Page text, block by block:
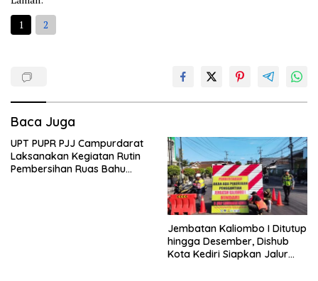
1
2
Baca Juga
UPT PUPR PJJ Campurdarat
Laksanakan Kegiatan Rutin
Pembersihan Ruas Bahu
Jembatan Kaliombo I Ditutup
hingga Desember, Dishub
Kota Kediri Siapkan Jalur